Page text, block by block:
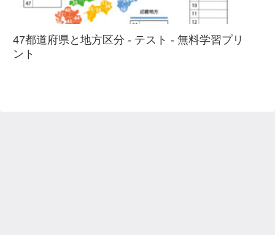
47都道府県と地方区分 - テスト - 無料学習プリ
ント